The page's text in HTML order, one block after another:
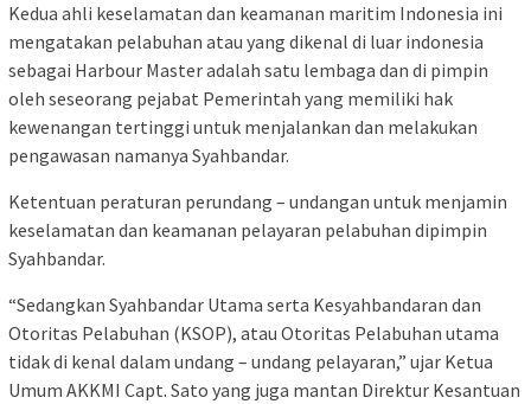
Kedua ahli keselamatan dan keamanan maritim Indonesia ini
mengatakan pelabuhan atau yang dikenal di luar indonesia
sebagai Harbour Master adalah satu lembaga dan di pimpin
oleh seseorang pejabat Pemerintah yang memiliki hak
kewenangan tertinggi untuk menjalankan dan melakukan
pengawasan namanya Syahbandar.
Ketentuan peraturan perundang – undangan untuk menjamin
keselamatan dan keamanan pelayaran pelabuhan dipimpin
Syahbandar.
“Sedangkan Syahbandar Utama serta Kesyahbandaran dan
Otoritas Pelabuhan (KSOP), atau Otoritas Pelabuhan utama
tidak di kenal dalam undang – undang pelayaran,” ujar Ketua
Umum AKKMI Capt. Sato yang juga mantan Direktur Kesantuan